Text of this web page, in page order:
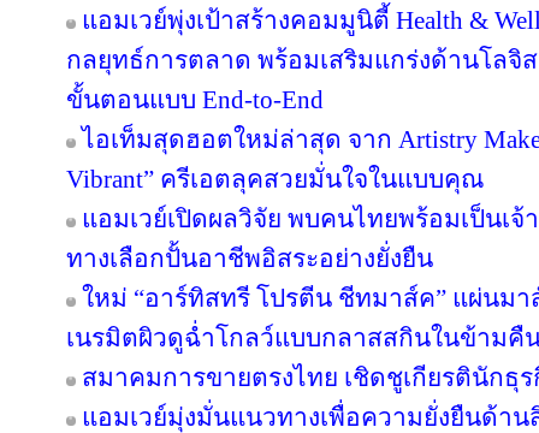
แอมเวย์พุ่งเป้าสร้างคอมมูนิตี้ Health &
กลยุทธ์การตลาด พร้อมเสริมแกร่งด้านโลจิ
ขั้นตอนแบบ End-to-End
ไอเท็มสุดฮอตใหม่ล่าสุด จาก Artistry
Vibrant” ครีเอตลุคสวยมั่นใจในแบบคุณ
แอมเวย์เปิดผลวิจัย พบคนไทยพร้อมเป็นเ
ทางเลือกปั้นอาชีพอิสระอย่างยั่งยืน
ใหม่ “อาร์ทิสทรี โปรตีน ชีทมาส์ค” แผ่นม
เนรมิตผิวดูฉ่ำโกลว์แบบกลาสสกินในข้ามคื
สมาคมการขายตรงไทย เชิดชูเกียรตินักธุ
แอมเวย์มุ่งมั่นแนวทางเพื่อความยั่งยืนด้า